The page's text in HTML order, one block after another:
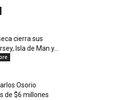
cierra sus
Isla de Man y...
Osorio
de $6 millones